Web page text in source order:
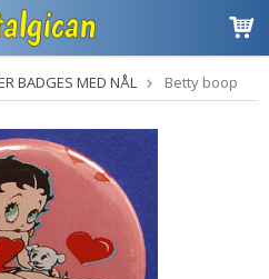
har blivit
varukorgen
BADGES MED NÅL Betty boop